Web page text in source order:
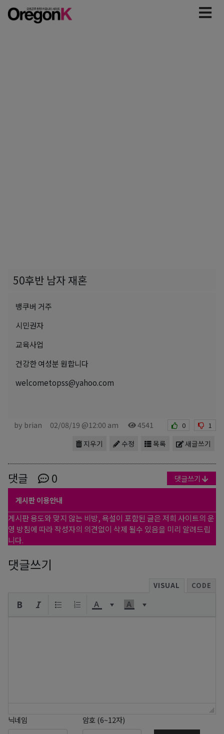
50후반 남자 재혼
뱅쿠버 거주
시민권자
교육사업
건강한 여성분 원합니다
welcometopss@yahoo.com
by brian 02/08/19 @12:00 am 4541 0 1
새글쓰기
목록
수정
지우기
댓글 0 댓글쓰기
게시판 이용안내
게시판 용도와 맞지 않는 비방, 욕설이 포함된 글은 저희 사이트의 운
영 방침에 따라 작성자의 의견없이 삭제 될수 있음을 미리 알려드립
니다.
댓글쓰기
VISUAL CODE
닉네임 암호 (6~12자)